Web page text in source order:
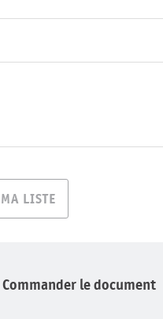
LISTE
Commander le document